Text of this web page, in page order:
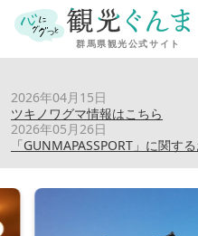
2026年04月15日
ツキノワグマ情報はこちら
2026年05月26日
「GUNMAPASSPORT」に関す
ながめ公園・ながめ